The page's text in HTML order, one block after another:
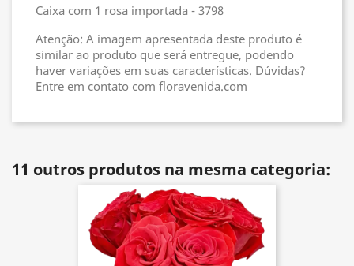
Caixa com 1 rosa importada - 3798
Atenção: A imagem apresentada deste produto é
similar ao produto que será entregue, podendo
haver variações em suas características. Dúvidas?
Entre em contato com floravenida.com
11 outros produtos na mesma categoria: